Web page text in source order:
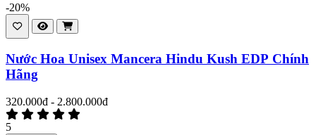
-20%
Nước Hoa Unisex Mancera Hindu Kush EDP Chính
Hãng
320.000đ - 2.800.000đ
5